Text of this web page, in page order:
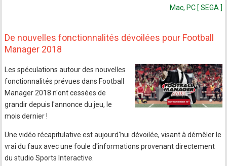
Mac, PC [ SEGA ]
De nouvelles fonctionnalités dévoilées pour Football
Manager 2018
Les spéculations autour des nouvelles
fonctionnalités prévues dans Football
Manager 2018 n'ont cessées de
grandir depuis l'annonce du jeu, le
mois dernier !
Une vidéo récapitulative est aujourd'hui dévoilée, visant à démêler le
vrai du faux avec une foule d'informations provenant directement
du studio Sports Interactive.